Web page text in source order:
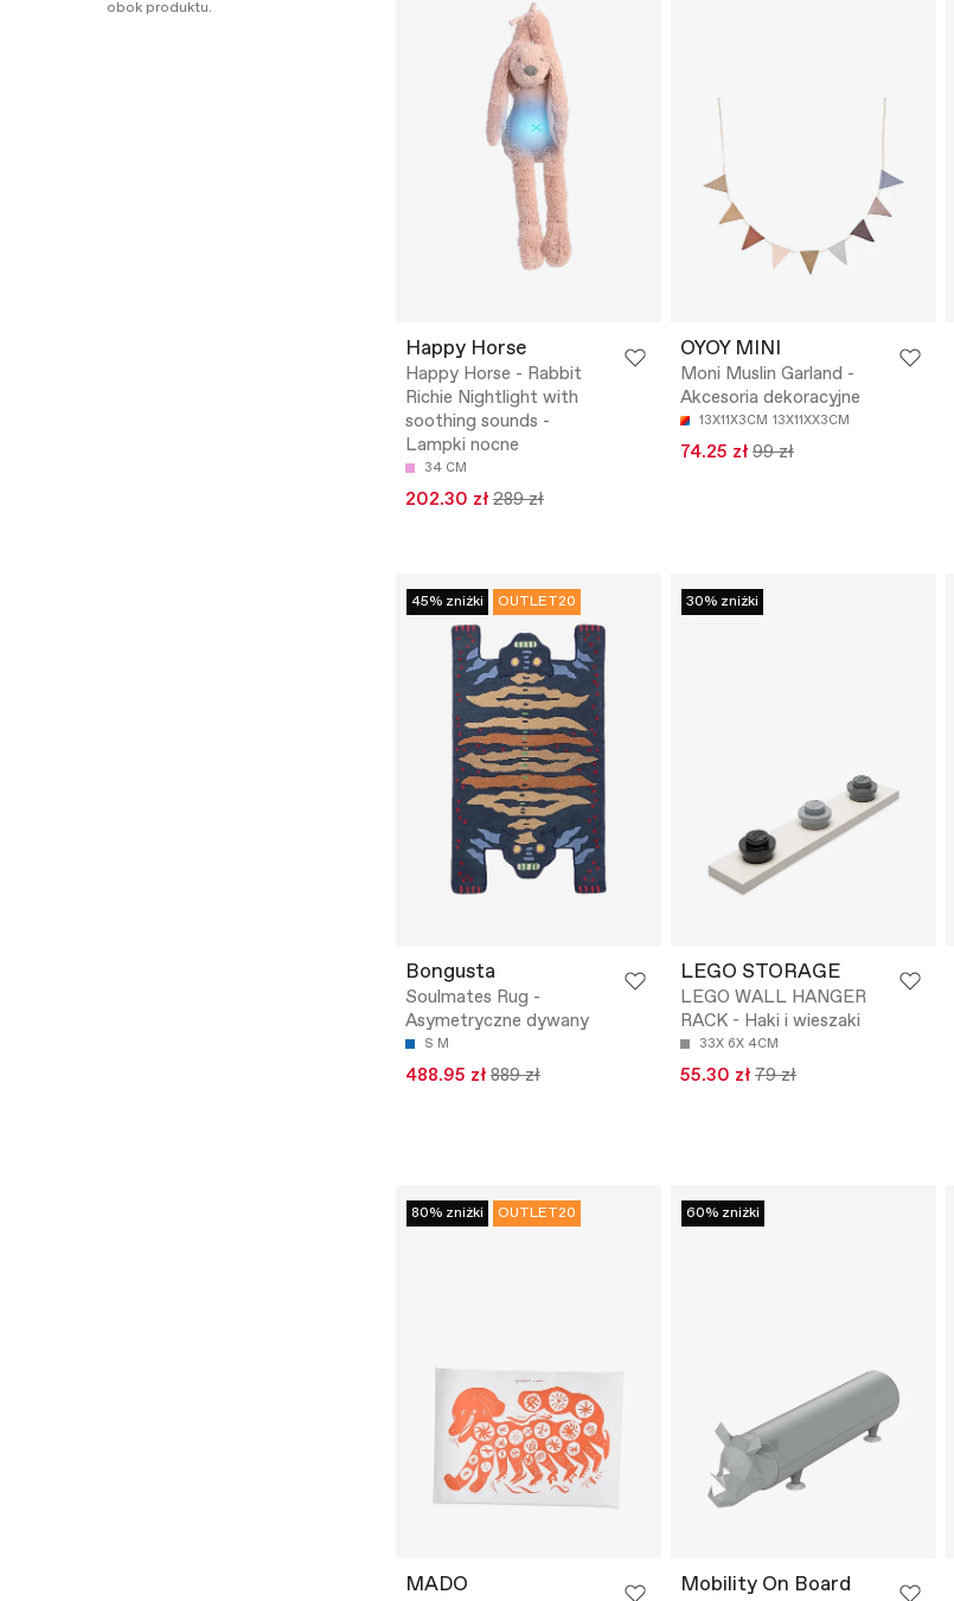
obok produktu.
Happy Horse
Happy Horse - Rabbit
Richie Nightlight with
soothing sounds -
Lampki nocne
34 CM
202.30 zł 289 zł
OYOY MINI
Moni Muslin Garland -
Akcesoria dekoracyjne
13X11X3CM 13X11XX3CM
74.25 zł 99 zł
45% zniżki OUTLET20
Bongusta
Soulmates Rug -
Asymetryczne dywany
S M
488.95 zł 889 zł
30% zniżki
LEGO STORAGE
LEGO WALL HANGER
RACK - Haki i wieszaki
33X 6X 4CM
55.30 zł 79 zł
80% zniżki OUTLET20
MADO
60% zniżki
Mobility On Board